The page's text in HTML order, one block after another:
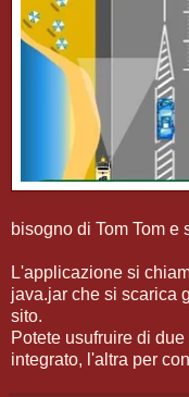
bisogno di Tom Tom e
L'applicazione si
java.jar che si scarica
sito.
Potete usufruire di
integrato, l'altra per